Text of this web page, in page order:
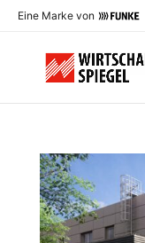
Eine Marke von